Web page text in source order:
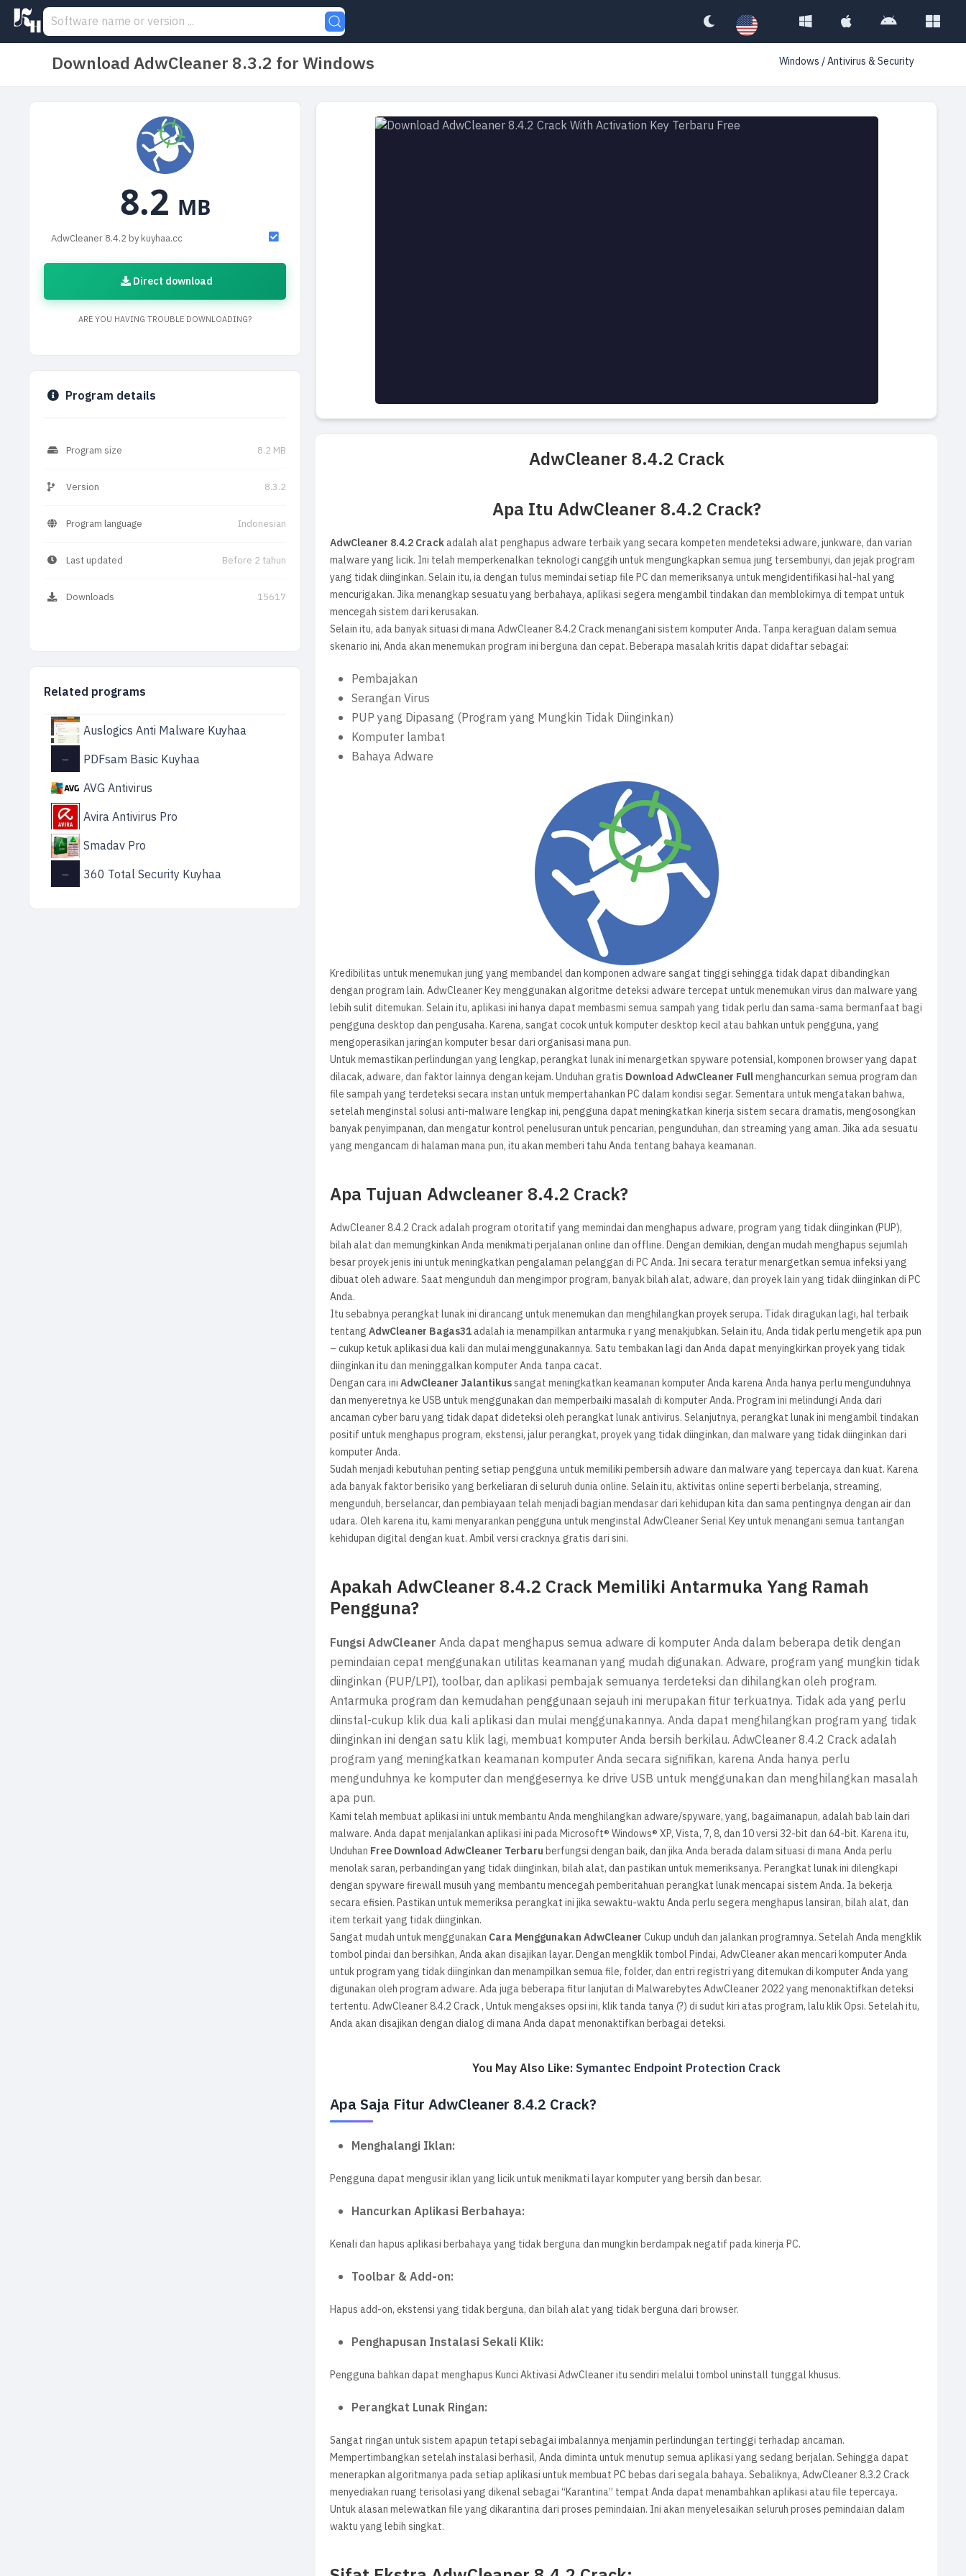
Download AdwCleaner 8.3.2 for Windows Windows/Antivirus & Security
AdwCleaner 8.4.2 Crack
Apa Itu AdwCleaner 8.4.2 Crack?
AdwCleaner 8.4.2 Crackadalah alat penghapus adware terbaik yang secara kompeten mendeteksi adware, junkware, dan varian
malware yang licik. Ini telah memperkenalkan teknologi canggih untuk mengungkapkan semua jung tersembunyi, dan jejak program
yang tidak diinginkan. Selain itu, ia dengan tulus memindai setiap file PC dan memeriksanya untuk mengidentifikasi hal-hal yang
mencurigakan. Jika menangkap sesuatu yang berbahaya, aplikasi segera mengambil tindakan dan memblokirnya di tempat untuk
mencegah sistem dari kerusakan.
Selain itu, ada banyak situasi di mana AdwCleaner 8.4.2 Crack menangani sistem komputer Anda. Tanpa keraguan dalam semua
skenario ini, Anda akan menemukan program ini berguna dan cepat. Beberapa masalah kritis dapat didaftar sebagai:
Pembajakan
Serangan Virus
PUP yang Dipasang (Program yang Mungkin Tidak Diinginkan)
Komputer lambat
Bahaya Adware
Kredibilitas untuk menemukan jung yang membandel dan komponen adware sangat tinggi sehingga tidak dapat dibandingkan
dengan program lain. AdwCleaner Key menggunakan algoritme deteksi adware tercepat untuk menemukan virus dan malware yang
lebih sulit ditemukan. Selain itu, aplikasi ini hanya dapat membasmi semua sampah yang tidak perlu dan sama-sama bermanfaat bagi
pengguna desktop dan pengusaha. Karena, sangat cocok untuk komputer desktop kecil atau bahkan untuk pengguna, yang
mengoperasikan jaringan komputer besar dari organisasi mana pun.
Untuk memastikan perlindungan yang lengkap, perangkat lunak ini menargetkan spyware potensial, komponen browser yang dapat
dilacak, adware, dan faktor lainnya dengan kejam. Unduhan gratis Download AdwCleaner Fullmenghancurkan semua program dan
file sampah yang terdeteksi secara instan untuk mempertahankan PC dalam kondisi segar. Sementara untuk mengatakan bahwa,
setelah menginstal solusi anti-malware lengkap ini, pengguna dapat meningkatkan kinerja sistem secara dramatis, mengosongkan
banyak penyimpanan, dan mengatur kontrol penelusuran untuk pencarian, pengunduhan, dan streaming yang aman. Jika ada sesuatu
yang mengancam di halaman mana pun, itu akan memberi tahu Anda tentang bahaya keamanan.
Apa Tujuan Adwcleaner 8.4.2 Crack?
AdwCleaner 8.4.2 Crack adalah program otoritatif yang memindai dan menghapus adware, program yang tidak diinginkan (PUP),
bilah alat dan memungkinkan Anda menikmati perjalanan online dan offline. Dengan demikian, dengan mudah menghapus sejumlah
besar proyek jenis ini untuk meningkatkan pengalaman pelanggan di PC Anda. Ini secara teratur menargetkan semua infeksi yang
dibuat oleh adware. Saat mengunduh dan mengimpor program, banyak bilah alat, adware, dan proyek lain yang tidak diinginkan di PC
Anda.
Itu sebabnya perangkat lunak ini dirancang untuk menemukan dan menghilangkan proyek serupa. Tidak diragukan lagi, hal terbaik
tentangAdwCleaner Bagas31adalah ia menampilkan antarmuka r yang menakjubkan. Selain itu, Anda tidak perlu mengetik apa pun
– cukup ketuk aplikasi dua kali dan mulai menggunakannya. Satu tembakan lagi dan Anda dapat menyingkirkan proyek yang tidak
diinginkan itu dan meninggalkan komputer Anda tanpa cacat.
Dengan cara iniAdwCleaner Jalantikussangat meningkatkan keamanan komputer Anda karena Anda hanya perlu mengunduhnya
dan menyeretnya ke USB untuk menggunakan dan memperbaiki masalah di komputer Anda. Program ini melindungi Anda dari
ancaman cyber baru yang tidak dapat dideteksi oleh perangkat lunak antivirus. Selanjutnya, perangkat lunak ini mengambil tindakan
positif untuk menghapus program, ekstensi, jalur perangkat, proyek yang tidak diinginkan, dan malware yang tidak diinginkan dari
komputer Anda.
Sudah menjadi kebutuhan penting setiap pengguna untuk memiliki pembersih adware dan malware yang tepercaya dan kuat. Karena
ada banyak faktor berisiko yang berkeliaran di seluruh dunia online. Selain itu, aktivitas online seperti berbelanja, streaming,
mengunduh, berselancar, dan pembiayaan telah menjadi bagian mendasar dari kehidupan kita dan sama pentingnya dengan air dan
udara. Oleh karena itu, kami menyarankan pengguna untuk menginstal AdwCleaner Serial Key untuk menangani semua tantangan
kehidupan digital dengan kuat. Ambil versi cracknya gratis dari sini.
Apakah AdwCleaner 8.4.2 Crack Memiliki Antarmuka Yang Ramah
Pengguna?
Fungsi AdwCleanerAnda dapat menghapus semua adware di komputer Anda dalam beberapa detik dengan
pemindaian cepat menggunakan utilitas keamanan yang mudah digunakan. Adware, program yang mungkin tidak
diinginkan (PUP/LPI), toolbar, dan aplikasi pembajak semuanya terdeteksi dan dihilangkan oleh program.
Antarmuka program dan kemudahan penggunaan sejauh ini merupakan fitur terkuatnya. Tidak ada yang perlu
diinstal-cukup klik dua kali aplikasi dan mulai menggunakannya. Anda dapat menghilangkan program yang tidak
diinginkan ini dengan satu klik lagi, membuat komputer Anda bersih berkilau. AdwCleaner 8.4.2 Crack adalah
program yang meningkatkan keamanan komputer Anda secara signifikan, karena Anda hanya perlu
mengunduhnya ke komputer dan menggesernya ke drive USB untuk menggunakan dan menghilangkan masalah
apa pun.
Kami telah membuat aplikasi ini untuk membantu Anda menghilangkan adware/spyware, yang, bagaimanapun, adalah bab lain dari
malware. Anda dapat menjalankan aplikasi ini pada Microsoft® Windows® XP, Vista, 7, 8, dan 10 versi 32-bit dan 64-bit. Karena itu,
Unduhan Free Download AdwCleaner Terbaru berfungsi dengan baik, dan jika Anda berada dalam situasi di mana Anda perlu
menolak saran, perbandingan yang tidak diinginkan, bilah alat, dan pastikan untuk memeriksanya. Perangkat lunak ini dilengkapi
dengan spyware firewall musuh yang membantu mencegah pemberitahuan perangkat lunak mencapai sistem Anda. Ia bekerja
secara efisien. Pastikan untuk memeriksa perangkat ini jika sewaktu-waktu Anda perlu segera menghapus lansiran, bilah alat, dan
item terkait yang tidak diinginkan.
Sangat mudah untuk menggunakan Cara Menggunakan AdwCleanerCukup unduh dan jalankan programnya. Setelah Anda mengklik
tombol pindai dan bersihkan, Anda akan disajikan layar. Dengan mengklik tombol Pindai, AdwCleaner akan mencari komputer Anda
untuk program yang tidak diinginkan dan menampilkan semua file, folder, dan entri registri yang ditemukan di komputer Anda yang
digunakan oleh program adware. Ada juga beberapa fitur lanjutan di Malwarebytes AdwCleaner 2022 yang menonaktifkan deteksi
tertentu. AdwCleaner 8.4.2 Crack , Untuk mengakses opsi ini, klik tanda tanya (?) di sudut kiri atas program, lalu klik Opsi. Setelah itu,
Anda akan disajikan dengan dialog di mana Anda dapat menonaktifkan berbagai deteksi.
You May Also Like: Symantec Endpoint Protection Crack
Apa Saja Fitur AdwCleaner 8.4.2 Crack?
Menghalangi Iklan:
Pengguna dapat mengusir iklan yang licik untuk menikmati layar komputer yang bersih dan besar.
Hancurkan Aplikasi Berbahaya:
Kenali dan hapus aplikasi berbahaya yang tidak berguna dan mungkin berdampak negatif pada kinerja PC.
Toolbar & Add-on:
Hapus add-on, ekstensi yang tidak berguna, dan bilah alat yang tidak berguna dari browser.
Penghapusan Instalasi Sekali Klik:
Pengguna bahkan dapat menghapus Kunci Aktivasi AdwCleaner itu sendiri melalui tombol uninstall tunggal khusus.
Perangkat Lunak Ringan:
Sangat ringan untuk sistem apapun tetapi sebagai imbalannya menjamin perlindungan tertinggi terhadap ancaman.
Mempertimbangkan setelah instalasi berhasil, Anda diminta untuk menutup semua aplikasi yang sedang berjalan. Sehingga dapat
menerapkan algoritmanya pada setiap aplikasi untuk membuat PC bebas dari segala bahaya. Sebaliknya, AdwCleaner 8.3.2 Crack
menyediakan ruang terisolasi yang dikenal sebagai “Karantina” tempat Anda dapat menambahkan aplikasi atau file tepercaya.
Untuk alasan melewatkan file yang dikarantina dari proses pemindaian. Ini akan menyelesaikan seluruh proses pemindaian dalam
waktu yang lebih singkat.
8.2 MB
AdwCleaner 8.4.2 by kuyhaa.cc
Direct download
ARE YOU HAVING TROUBLE DOWNLOADING?
Program details
Program size 8.2 MB
Version 8.3.2
Program language Indonesian
Last updated Before 2 tahun
Downloads 15617
Related programs
Auslogics Anti Malware Kuyhaa
PDFsam Basic Kuyhaa
AVG Antivirus
Avira Antivirus Pro
Smadav Pro
360 Total Security Kuyhaa